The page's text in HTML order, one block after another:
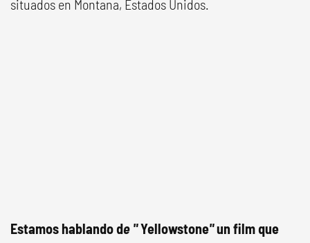
situados en Montana, Estados Unidos.
Estamos hablando de "Yellowstone"un film que